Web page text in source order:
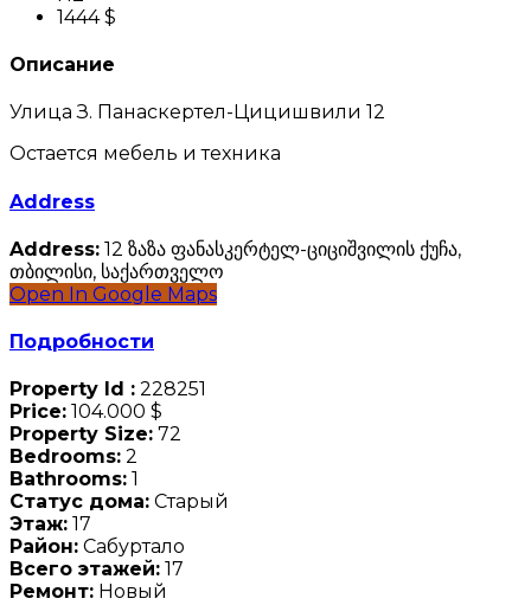
1444 $
Описание
Улица З. Панаскертел-Цицишвили 12
Остается мебель и техника
Address
Address: 12 ზაზა ფანასკერტელ-ციციშვილის ქუჩა,
თბილისი, საქართველო
Open In Google Maps
Подробности
Property Id : 228251
Price: 104.000 $
Property Size: 72
Bedrooms: 2
Bathrooms: 1
Статус дома: Старый
Этаж: 17
Район: Сабуртало
Всего этажей: 17
Ремонт: Новый